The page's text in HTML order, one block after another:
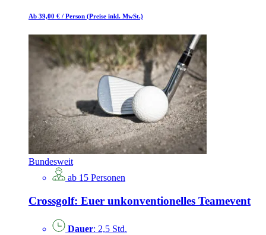
Ab 39,00 € / Person (Preise inkl. MwSt.)
Bundesweit
ab 15 Personen
Crossgolf: Euer unkonventionelles Teamevent
Dauer: 2,5 Std.